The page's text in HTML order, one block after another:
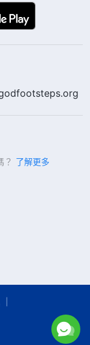
？ 了解更多